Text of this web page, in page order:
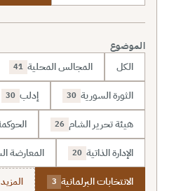
الموضوع
الكل المجالس المحلية 41
الثورة السورية 30 إدلب 30
هيئة تحرير الشام 26
الإدارة الذاتية 20 المعارضة
الانتخابات البرلمانية 3 المزيد